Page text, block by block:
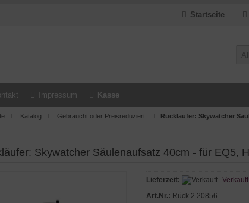
Startseite
Impressum Kasse
Katalog Gebraucht oder Preisreduziert Rückläufer: Skywatcher
Skywatcher Säulenaufsatz 40cm - für EQ5,
Lieferzeit:
Verkauft
Art.Nr.: Rück 2 20856